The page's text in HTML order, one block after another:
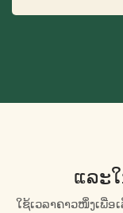
ແລະ
ໃຊ້ເວລາຄາວໜຶ່ງເພື່ອ